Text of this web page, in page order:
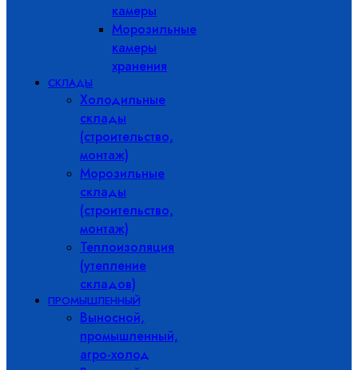
камеры
Морозильные
камеры
хранения
СКЛАДЫ
Холодильные
склады
(строительство,
монтаж)
Морозильные
склады
(строительство,
монтаж)
Теплоизоляция
(утепление
складов)
ПРОМЫШЛЕННЫЙ
Выносной,
промышленный,
агро-холод